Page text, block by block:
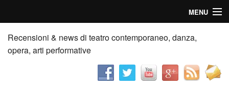
MENU
Home
Recensioni
Recensioni & news di teatro contemporaneo, danza,
opera, arti performative